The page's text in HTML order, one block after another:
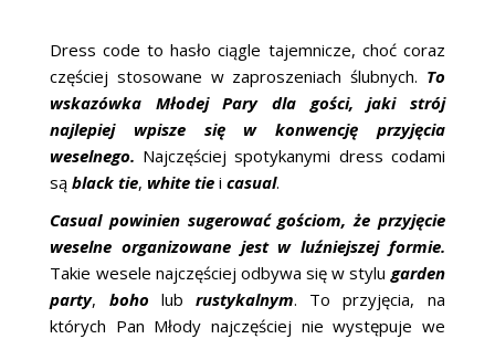
Dress code to hasło ciągle tajemnicze, choć coraz
częściej stosowane w zaproszeniach ślubnych. To
wskazówka Młodej Pary dla gości, jaki strój
najlepiej wpisze się w konwencję przyjęcia
weselnego. Najczęściej spotykanymi dress codami
sąblack tie, white tie icasual.
Casual powinien sugerować gościom, że przyjęcie
weselne organizowane jest w luźniejszej formie.
Takie wesele najczęściej odbywa się w stylugarden
party, boho lub rustykalnym. To przyjęcia, na
których Pan Młody najczęściej nie występuje we